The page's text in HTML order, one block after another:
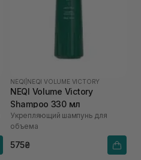
NEQI NEQI VOLUME VICTORY
NEQI Volume Victory
Shampoo 330 мл
Укрепляющий шампунь для
объема
575₴